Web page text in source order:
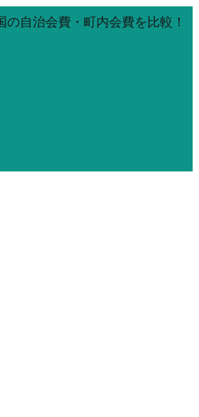
の自治会費・町内会費を比較！